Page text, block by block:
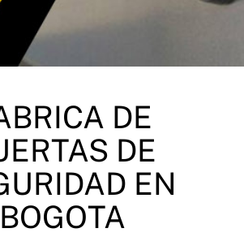
DE
DE
EN
BOGOTA